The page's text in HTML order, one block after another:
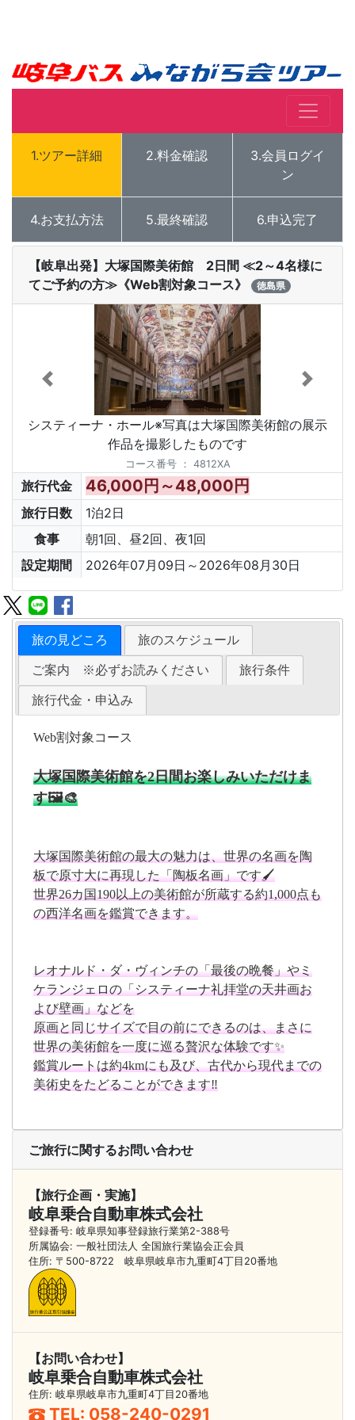
1.ツアー詳細 2.料金確認
3.会員ログイ
ン
4.お支払方法 5.最終確認 6.申込完了
【岐阜出発】大塚国際美術館 2日間 ≪2～4名様に
てご予約の方≫《Web割対象コース》
徳島県
システィーナ・ホール※写真は大塚国際美術館の展示
作品を撮影したものです
コース番号 ： 4812XA
旅行代金 46,000円～48,000円
旅行日数
1泊2日
食事
朝1回、昼2回、夜1回
設定期間
2026年07月09日～2026年08月30日
旅の見どころ 旅のスケジュール
ご案内 ※必ずお読みください 旅行条件
旅行代金・申込み
Web割対象コース
大塚国際美術館を2日間お楽しみいただけま
す🖼️🎨
大塚国際美術館の最大の魅力は、世界の名画を陶
板で原寸大に再現した「陶板名画」です🖌
世界26カ国190以上の美術館が所蔵する約1,000点も
の西洋名画を鑑賞できます。
レオナルド・ダ・ヴィンチの「最後の晩餐」やミ
ケランジェロの「システィーナ礼拝堂の天井画お
よび壁画」などを
原画と同じサイズで目の前にできるのは、まさに
世界の美術館を一度に巡る贅沢な体験です✨
鑑賞ルートは約4kmにも及び、古代から現代までの
美術史をたどることができます‼️
ご旅行に関するお問い合わせ
【旅行企画・実施】
岐阜乗合自動車株式会社
登録番号: 岐阜県知事登録旅行業第2-388号
所属協会: 一般社団法人 全国旅行業協会正会員
住所: 〒500-8722 岐阜県岐阜市九重町4丁目20番地
【お問い合わせ】
岐阜乗合自動車株式会社
住所: 岐阜県岐阜市九重町4丁目20番地
TEL: 058-240-0291